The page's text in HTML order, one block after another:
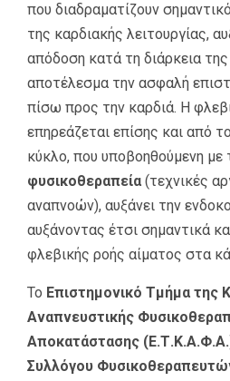
που διαδραματίζουν
της καρδιακής λειτουργίας,
απόδοση κατά τη διάρκεια
αποτέλεσμα την ασφαλή
πίσω προς την καρδιά. Η
επηρεάζεται επίσης και από
κύκλο, που υποβοηθούμενη με
φυσικοθεραπεία (τεχνικές
αναπνοών), αυξάνει την
αυξάνοντας έτσι σημαντικά
φλεβικής ροής αίματος στα
Το Επιστημονικό Τμήμα της
Αναπνευστικής
Αποκατάστασης
Συλλόγου